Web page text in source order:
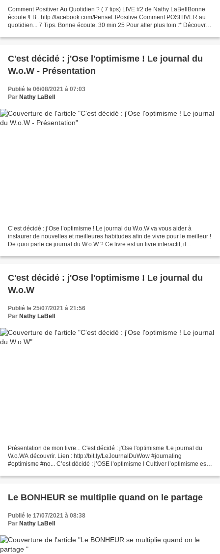
Comment Positiver Au Quotidien ? ( 7 tips) LIVE #2 de Nathy LaBellBonne
écoute !FB : http://facebook.com/PenseEtPositive Comment POSITIVER au
quotidien... 7 Tips. Bonne écoute. 30 min 25 Pour aller plus loin :* Découvrez
C'est décidé : j'Ose l'optimisme ! Le journal du
W.o.W - Présentation
Publié le 06/08/2021 à 07:03
Par Nathy LaBell
C’est décidé : j’Ose l’optimisme ! Le journal du W.o.W va vous aider à
instaurer de nouvelles et meilleures habitudes afin de vivre pour le meilleur !
De quoi parle ce journal du W.o.W ? Ce livre est un livre interactif, il
C'est décidé : j'Ose l'optimisme ! Le journal du
W.o.W
Publié le 25/07/2021 à 21:56
Par Nathy LaBell
Présentation de mon livre... C'est décidé : j'Ose l'optimisme !Le journal du
W.o.WA découvrir. Lien : http://bit.ly/LeJournalDuWow #journaling
#optimisme #no... C’est décidé : j’OSE l’optimisme ! Cultiver l’optimisme est
Le BONHEUR se multiplie quand on le partage
Publié le 17/07/2021 à 08:38
Par Nathy LaBell